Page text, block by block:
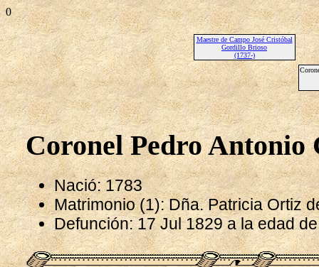
0
Maestre de Campo José Cristóbal
Gordillo Brioso
(1737-)
Coronel Pedro
Nació: 1783
Matrimonio (1): Dña. Patricia Ortiz
Defunción: 17 Jul 1829 a la edad